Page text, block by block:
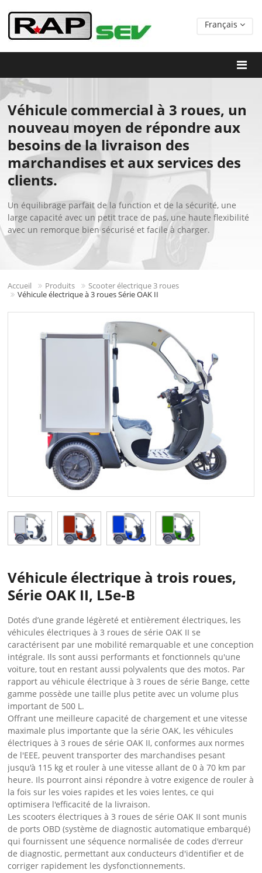
Français
Véhicule commercial à 3 roues, un
nouveau moyen de répondre aux
besoins de la livraison des
marchandises et aux services des
clients.
Un équilibrage parfait de la function et de la sécurité, une
large capacité avec un petit trace de pas, une haute flexibilité
avec un remorque bien sécurisé et facile à charger.
Accueil Produits
Scooter électrique 3 roues
Véhicule électrique à 3 roues Série OAK II
Véhicule électrique à trois roues,
Série OAK II, L5e-B
Dotés d’une grande légèreté et entièrement électriques, les
véhicules électriques à 3 roues de série OAK II se
caractérisent par une mobilité remarquable et une conception
intégrale. Ils sont aussi performants et fonctionnels qu'une
voiture, tout en restant aussi polyvalents que des motos. Par
rapport au véhicule électrique à 3 roues de série Bange, cette
gamme possède une taille plus petite avec un volume plus
important de 500 L.
Offrant une meilleure capacité de chargement et une vitesse
maximale plus importante que la série OAK, les véhicules
électriques à 3 roues de série OAK II, conformes aux normes
de l'EEE, peuvent transporter des marchandises pesant
jusqu'à 115 kg et rouler à une vitesse allant de 0 à 70 km par
heure. Ils pourront ainsi répondre à votre exigence de rouler à
la fois sur les voies rapides et les voies lentes, ce qui
optimisera l'efficacité de la livraison.
Les scooters électriques à 3 roues de série OAK II sont munis
de ports OBD (système de diagnostic automatique embarqué)
qui fournissent une séquence normalisée de codes d'erreur
de diagnostic, permettant aux conducteurs d'identifier et de
corriger rapidement les dysfonctionnements.